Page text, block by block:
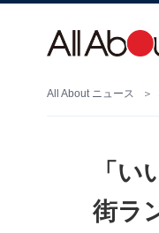
All About ニュース
「
街ラ